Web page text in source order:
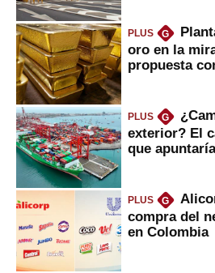
PLUS G
oro en la
propuesta
PLUS G
exterior? El
que
PLUS G
compra del
en Colombia